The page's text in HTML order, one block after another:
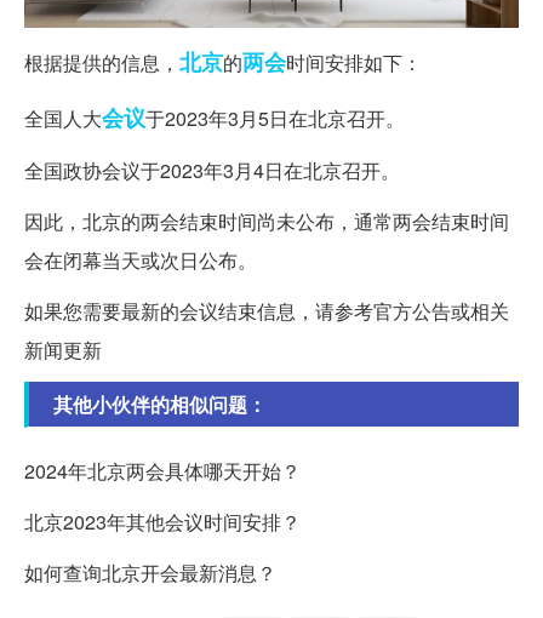
根据提供的信息， 北京的两会时间安排如下：
全国人大会议于2023年3月5日在北京召开。
全国政协会议于2023年3月4日在北京召开。
因此，北京的两会结束时间尚未公布，通常两会结束时间
会在闭幕当天或次日公布。
如果您需要最新的会议结束信息，请参考官方公告或相关
新闻更新
其他小伙伴的相似问题：
2024年北京两会具体哪天开始？
北京2023年其他会议时间安排？
如何查询北京开会最新消息？